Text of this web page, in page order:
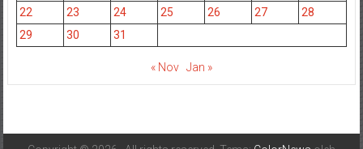
22
23 24 25 26 27
28
29
30 31
« Nov Jan »